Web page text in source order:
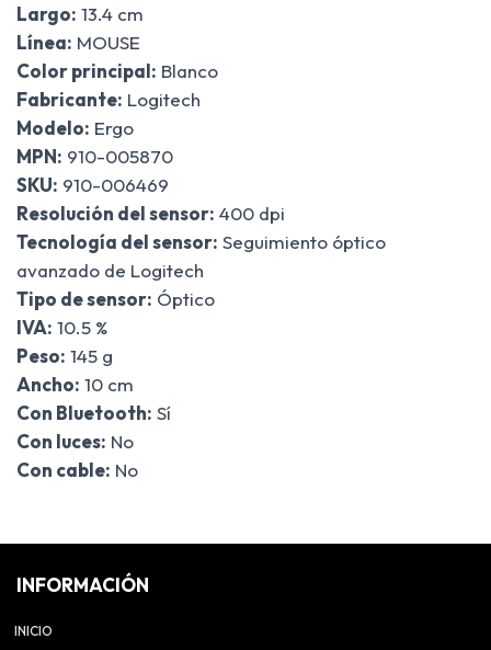
Largo: 13.4 cm
Línea: MOUSE
Color principal: Blanco
Fabricante: Logitech
Modelo: Ergo
MPN: 910-005870
SKU: 910-006469
Resolución del sensor: 400 dpi
Tecnología del sensor: Seguimiento óptico
avanzado de Logitech
Tipo de sensor: Óptico
IVA: 10.5 %
Peso: 145 g
Ancho: 10 cm
Con Bluetooth: Sí
Con luces: No
Con cable: No
INFORMACIÓN
INICIO